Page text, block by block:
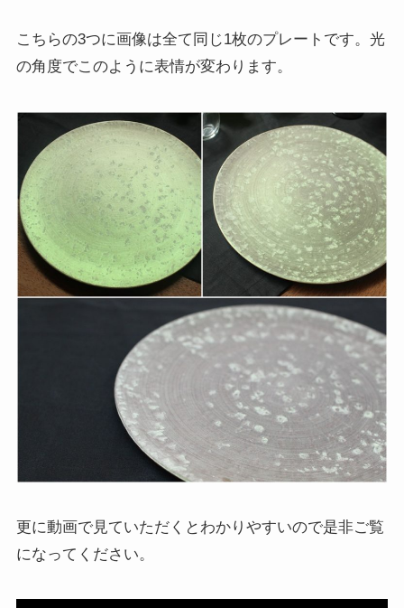
こちらの3つに画像は全て同じ1枚のプレートです。光
の角度でこのように表情が変わります。
更に動画で見ていただくとわかりやすいので是非ご覧
になってください。